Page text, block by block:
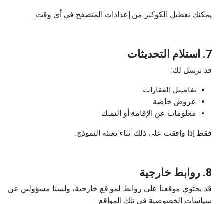
يمكنك تعطيل الكوكيز من إعدادات المتصفح في أي وقت.
7. استلام التحديثات
قد نرسل لك:
تفاصيل العقارات
عروض خاصة
معلومات عن الإقامة أو التملك
فقط إذا وافقت على ذلك أثناء تعبئة النموذج.
8. روابط خارجية
قد يحتوي موقعنا على روابط لمواقع خارجية، ولسنا مسؤولين عن
سياسات الخصوصية في تلك المواقع.